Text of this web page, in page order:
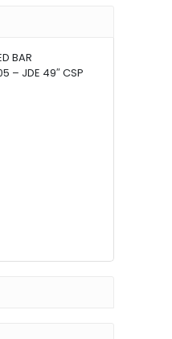
BAR
– JDE 49″ CSP